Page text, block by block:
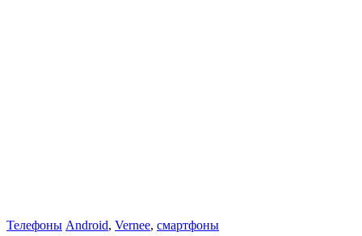
Телефоны Android, Vernee, смартфоны